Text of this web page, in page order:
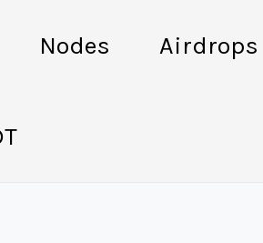
Nodes Airdrops